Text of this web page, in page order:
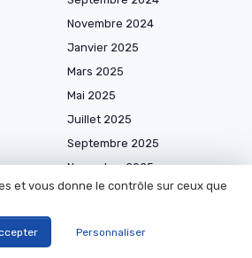
Novembre 2024
Janvier 2025
Mars 2025
Mai 2025
Juillet 2025
Septembre 2025
Novembre 2025
Janvier 2026
Mai 2026
et vous donne le contrôle sur ceux que
Personnaliser